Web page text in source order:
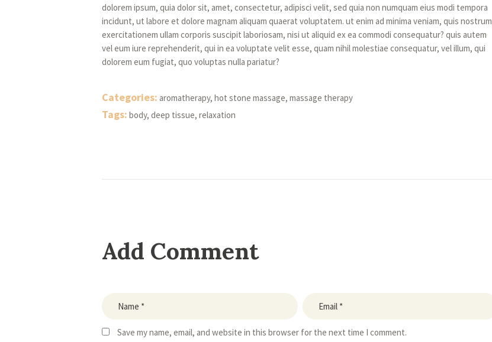
dolorem ipsum, quia dolor sit, amet, consectetur, adipisci velit, sed quia non numquam eius modi tempora
incidunt, ut labore et dolore magnam aliquam quaerat voluptatem. ut enim ad minima veniam, quis nostrum
exercitationem ullam corporis suscipit laboriosam, nisi ut aliquid ex ea commodi consequatur? quis autem
vel eum iure reprehenderit, qui in ea voluptate velit esse, quam nihil molestiae consequatur, vel illum, qui
dolorem eum fugiat, quo voluptas nulla pariatur?
Categories: aromatherapy, hot stone massage, massage therapy
Tags: body, deep tissue, relaxation
Add Comment
Save my name, email, and website in this browser for the next time I comment.